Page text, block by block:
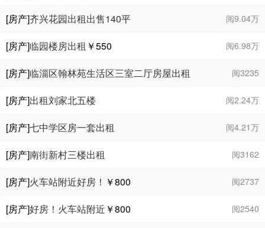
阅9.04万
[房产]齐兴花园出租出售140平
阅6.98万
[房产]临园楼房出租 ￥550
阅3235
[房产]临淄区翰林苑生活区三室二厅房屋出租
阅2.24万
[房产]出租刘家北五楼
阅4.21万
[房产]七中学区房一套出租
阅3162
[房产]南街新村三楼出租
阅2737
[房产]火车站附近好房！ ￥800
阅2540
[房产]好房！火车站附近 ￥800